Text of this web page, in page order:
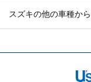
スズキの他の車種か